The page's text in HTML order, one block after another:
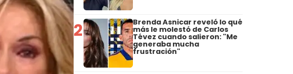
2 Brenda Asnicar reveló lo qué
más le molestó de Carlos
Tévez cuando salieron: "Me
generaba mucha
frustración"